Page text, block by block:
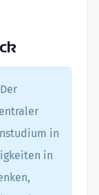
Der
in
in